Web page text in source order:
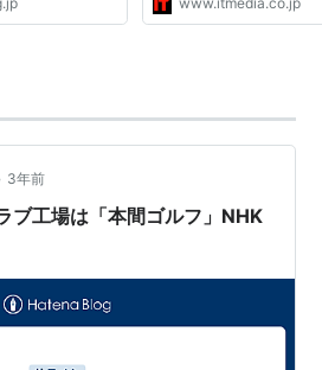
3年前
ブ工場は「本間ゴルフ」NHK